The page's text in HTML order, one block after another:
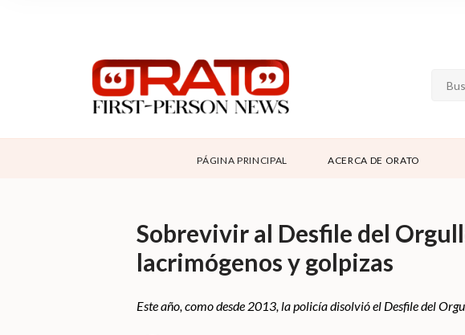
SUPPORT
CONTÁCTANOS
PÁGINA PRINCIPAL ACERCA DE ORATO
Sobrevivir al Desfile del
lacrimógenos y golpizas
Este año, como desde 2013, la policía disolvió el Desfile del